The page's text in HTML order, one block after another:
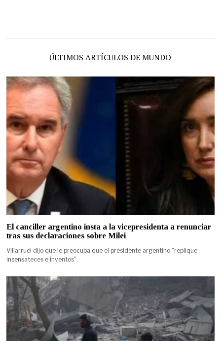
ÚLTIMOS ARTÍCULOS DE MUNDO
El canciller argentino insta a la vicepresidenta a renunciar
tras sus declaraciones sobre Milei
Villarruel dijo que le preocupa que el presidente argentino "replique
insensateces e inventos".